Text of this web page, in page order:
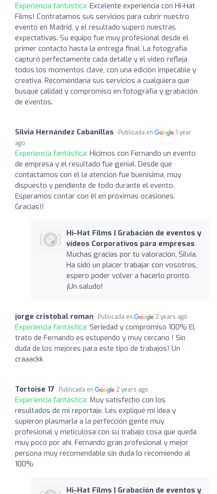
Experiencia fantástica: Excelente experiencia con Hi-Hat
Films! Contratamos sus servicios para cubrir nuestro
evento en Madrid, y el resultado superó nuestras
expectativas. Su equipo fue muy profesional desde el
primer contacto hasta la entrega final. La fotografía
capturó perfectamente cada detalle y el video refleja
todos los momentos clave, con una edición impecable y
creativa. Recomendaría sus servicios a cualquiera que
busque calidad y compromiso en fotografía y grabación
de eventos.
Silvia Hernández Cabanillas Publicada en
1 year
ago
Experiencia fantástica: Hicimos con Fernando un evento
de empresa y el resultado fue genial. Desde que
contactamos con él la atención fue buenísima, muy
dispuesto y pendiente de todo durante el evento.
Esperamos contar con él en próximas ocasiones.
Gracias!!
Hi-Hat Films | Grabación de eventos y
vídeos Corporativos para empresas
Muchas gracias por tu valoración, Silvia.
Ha sido un placer trabajar con vosotros,
espero poder volver a hacerlo pronto.
¡Un saludo!
jorge cristobal roman Publicada en 2 years ago
Experiencia fantástica: Seriedad y compromiso 100% El
trato de Fernando es estupendo y muy cercano ! Sin
duda de los mejores para este tipo de trabajos! Un
craaackk
Tortoise 17 Publicada en 2 years ago
Experiencia fantástica: Muy satisfecho con los
resultados de mi reportaje. Les expliqué mi idea y
supieron plasmarla a la perfección gente muy
profesional y meticulosa con su trabajo cosa que queda
muy poco por ahí. Fernando gran profesional y mejor
persona muy recomendable sin duda lo recomiendo al
100%
Hi-Hat Films | Grabación de eventos y